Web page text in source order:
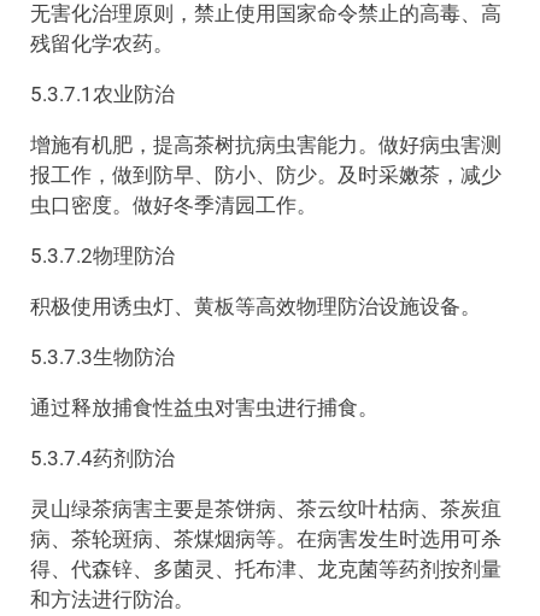
无害化治理原则，禁止使用国家命令禁止的高毒、高
残留化学农药。
5.3.7.1农业防治
增施有机肥，提高茶树抗病虫害能力。做好病虫害测
报工作，做到防早、防小、防少。及时采嫩茶，减少
虫口密度。做好冬季清园工作。
5.3.7.2物理防治
积极使用诱虫灯、黄板等高效物理防治设施设备。
5.3.7.3生物防治
通过释放捕食性益虫对害虫进行捕食。
5.3.7.4药剂防治
灵山绿茶病害主要是茶饼病、茶云纹叶枯病、茶炭疽
病、茶轮斑病、茶煤烟病等。在病害发生时选用可杀
得、代森锌、多菌灵、托布津、龙克菌等药剂按剂量
和方法进行防治。